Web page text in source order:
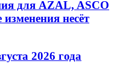
для AZAL, ASCO
несёт
2026 года